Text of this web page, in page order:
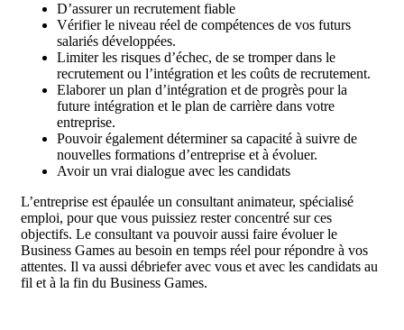
D’assurer un recrutement fiable
Vérifier le niveau réel de compétences de vos futurs
salariés développées.
Limiter les risques d’échec, de se tromper dans le
recrutement ou l’intégration et les coûts de recrutement.
Elaborer un plan d’intégration et de progrès pour la
future intégration et le plan de carrière dans votre
entreprise.
Pouvoir également déterminer sa capacité à suivre de
nouvelles formations d’entreprise et à évoluer.
Avoir un vrai dialogue avec les candidats
L’entreprise est épaulée un consultant animateur, spécialisé
emploi, pour que vous puissiez rester concentré sur ces
objectifs. Le consultant va pouvoir aussi faire évoluer le
Business Games au besoin en temps réel pour répondre à vos
attentes. Il va aussi débriefer avec vous et avec les candidats au
fil et à la fin du Business Games.